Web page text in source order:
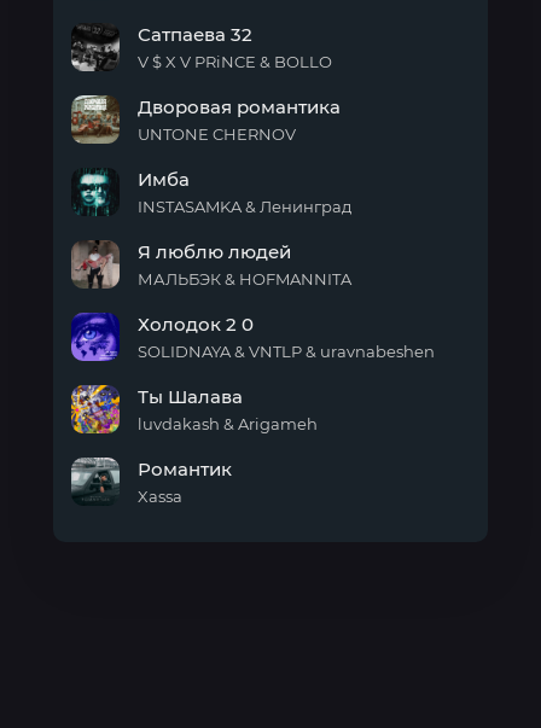
32
Сатпаева 32
V $ X V PRiNCE & BOLLO
романтика
Дворовая романтика
UNTONE CHERNOV
Имба
INSTASAMKA & Ленинград
люблю
людей
Я люблю людей
МАЛЬБЭК & HOFMANNITA
2 0
Холодок 2 0
SOLIDNAYA & VNTLP & uravnabeshen
Шалава
Ты Шалава
luvdakash & Arigameh
Романтик
Xassa